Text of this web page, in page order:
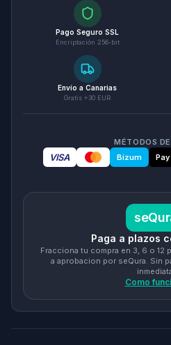
Pago Seguro SSL
Encriptación 256-bit
Envío a Canarias
Gratis +30 EUR
MÉTODOS
VISA Bizum Pay
Paga a plazos
Fracciona tu compra en 3, 6 o 12
a aprobacion por seQura. Sin
Como